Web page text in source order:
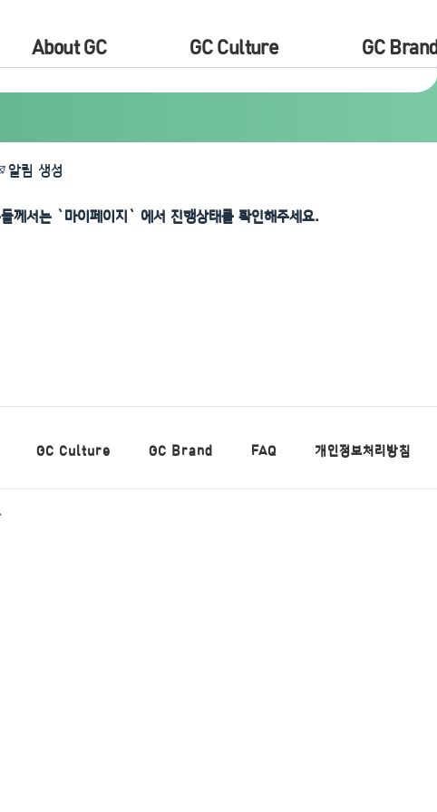
About GC GC Culture GC Brand
알림 생성
께서는 `마이페이지` 에서 진행상태를 확인해주세요.
GC Culture GC Brand FAQ 개인정보처리방침